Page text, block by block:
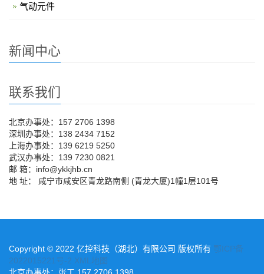
气动元件
新闻中心
联系我们
北京办事处：157 2706 1398
深圳办事处：138 2434 7152
上海办事处：139 6219 5250
武汉办事处：139 7230 0821
邮 箱：info@ykkjhb.cn
地 址： 咸宁市咸安区青龙路南侧 (青龙大厦)1幢1层101号
Copyright © 2022 亿控科技（湖北）有限公司 版权所有 鄂ICP备
2022015221号-2 XML地图
北京办事处：张工 157 2706 1398